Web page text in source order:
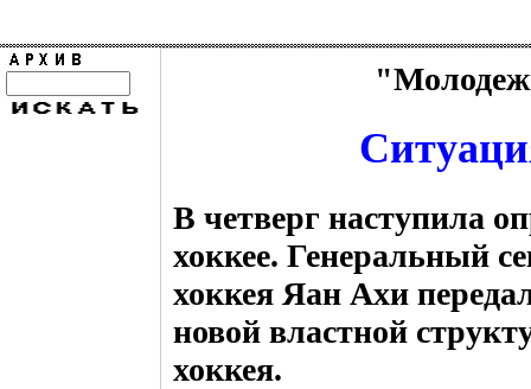
В четверг наступила
хоккее. Генеральный
хоккея Яан Ахи
новой властной
хоккея.